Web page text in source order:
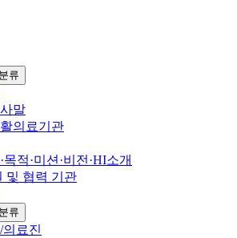
류
말
의료기관
목적·미션·비전·HI소개
및 협력 기관
류
료진